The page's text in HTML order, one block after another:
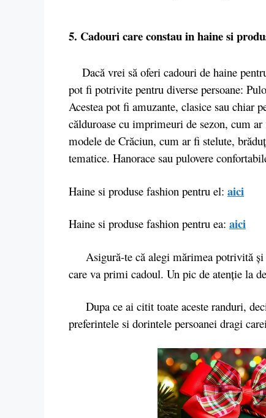
5. Cadouri care constau in haine si
Dacă vrei să oferi cadouri de haine
pot fi potrivite pentru diverse persoane:
Acestea pot fi amuzante, clasice sau chiar
călduroase cu imprimeuri de sezon, cum
modele de Crăciun, cum ar fi stelute,
tematice. Hanorace sau pulovere
Haine si produse fashion pentru el: aici
Haine si produse fashion pentru ea: aici
Asigură-te că alegi mărimea potrivită și
care va primi cadoul. Un pic de atenție la
Dupa ce ai citit toate aceste randuri,
preferintele si dorintele persoanei dragi